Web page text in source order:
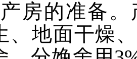
房的准备
、地面干燥